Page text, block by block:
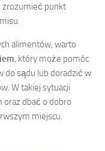
zrozumieć punkt
alimentów, warto
, który może pomóc
do sądu lub doradzić w
W takiej sytuacji
oraz dbać o dobro
miejscu.